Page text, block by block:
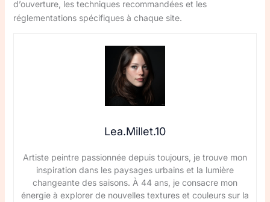
d’ouverture, les techniques recommandées et les
réglementations spécifiques à chaque site.
Lea.Millet.10
Artiste peintre passionnée depuis toujours, je trouve mon
inspiration dans les paysages urbains et la lumière
changeante des saisons. À 44 ans, je consacre mon
énergie à explorer de nouvelles textures et couleurs sur la